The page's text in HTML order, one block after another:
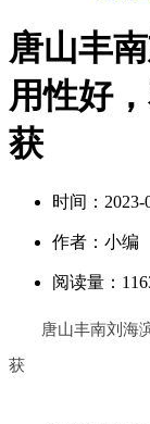
唐山丰
用性好
获
时间： 2023-
作者： 小编
阅读量：
唐山丰南刘海
获